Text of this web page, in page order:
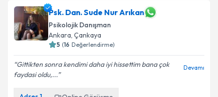
Psk. Dan. Sude Nur Arıkan
Psikolojik Danışman
Ankara, Çankaya
5 (16 Değerlendirme)
Gittikten sonra kendimi daha iyi hissettim bana çok
faydasi oldu,...
Devamı